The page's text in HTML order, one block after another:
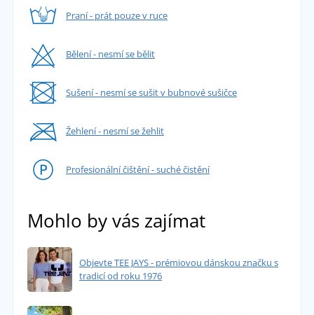
Praní - prát pouze v ruce
Bělení - nesmí se bělit
Sušení - nesmí se sušit v bubnové sušičce
Žehlení - nesmí se žehlit
Profesionální čištění - suché čistění
Mohlo by vás zajímat
Objevte TEE JAYS - prémiovou dánskou značku s
tradicí od roku 1976